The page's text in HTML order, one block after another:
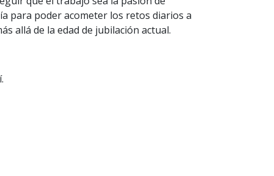
para poder acometer los retos diarios a
allá de la edad de jubilación actual.